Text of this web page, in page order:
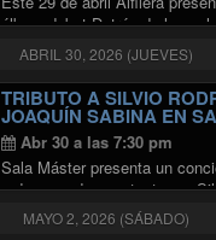
álbum debut Detrás de las
show especial en formato
músicos se encargarán de
viaje sonoro acompañados
…Continuar leyendo
ABRIL 30, 2026 (JUEVES)
TRIBUTO A SILVIO
JOAQUÍN SABINA EN
MASTER
Abr 30 a las 7:30 pm
Sala Máster presenta un
a dos grandes cantautores.
y Joaquín Sabina serán
Diego Díaz y Rodrigo Núñez
MAYO 2, 2026 (SÁBADO)